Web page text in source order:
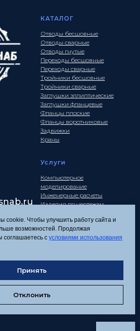
КАТАЛОГ
Отводы бесшовные
Отводы сварные
Отводы гнутые
Переходы бесшовные
Переходы сварные
Тройники бесшовные
Тройники сварные
Заглушки эллиптические
Заглушки фланцевые
Фланцы плоские
Фланцы воротниковые
Задвижки
Краны
Услуги
Компьютерное
моделирование
Инженерные расчеты
Изделия по чертежам
Политика
Согласие на обработку
персональных данных
Соглашение об
cookie. Чтобы улучшить работу сайта и
возможностей. Продолжая
соглашаетесь с условиями использования
Принять
Отклонить